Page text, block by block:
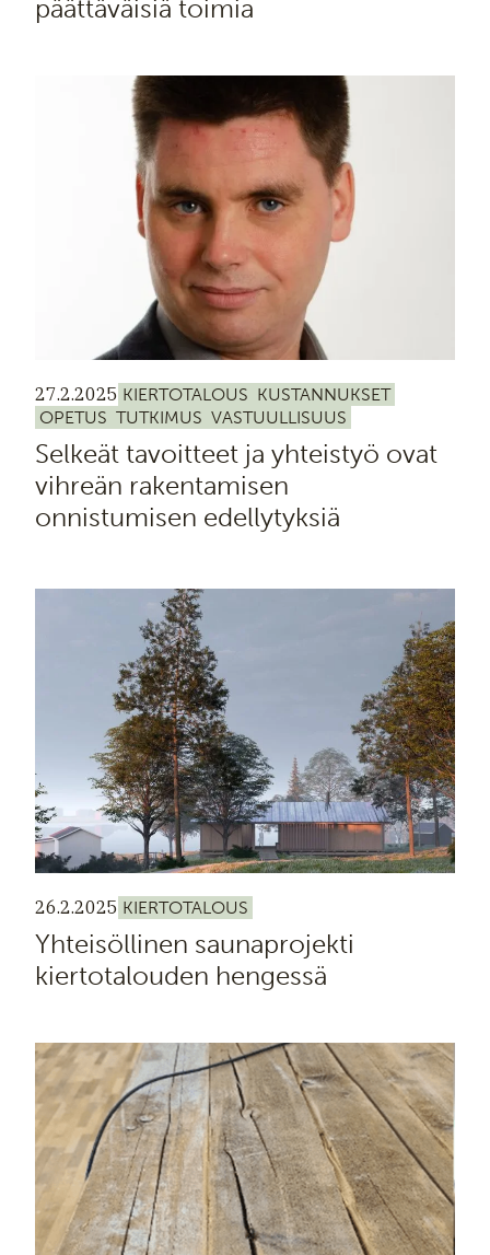
päättäväisiä toimia
27.2.2025 KIERTOTALOUS KUSTANNUKSET
OPETUS TUTKIMUS VASTUULLISUUS
Selkeät tavoitteet ja yhteistyö ovat
vihreän rakentamisen
onnistumisen edellytyksiä
26.2.2025 KIERTOTALOUS
Yhteisöllinen saunaprojekti
kiertotalouden hengessä